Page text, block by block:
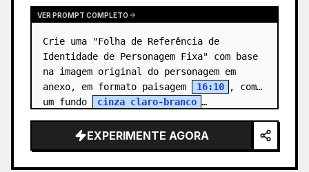
VER PROMPT COMPLETO
Crie uma "Folha de Referência de
Identidade de Personagem Fixa" com base
na imagem original do personagem em
anexo, em formato paisagem
16:10
, com
um fundo
cinza claro-branco …
EXPERIMENTE AGORA